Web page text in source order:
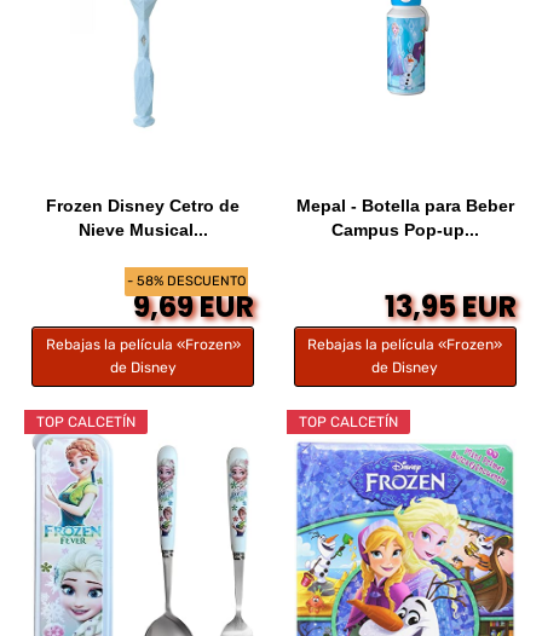
- 58% DESCUENTO
Frozen Disney Cetro de
Nieve Musical...
9,69 EUR
Rebajas la película «Frozen»
de Disney
Mepal - Botella para Beber
Campus Pop-up...
13,95 EUR
Rebajas la película «Frozen»
de Disney
TOP CALCETÍN TOP CALCETÍN